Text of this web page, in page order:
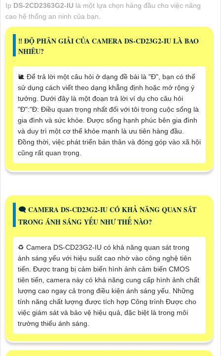
Ip DS-2CD2363G2-IU là một lựa chọn hàng đầu cho việc nâng
cao hệ thống an ninh của bạn.
‼️ ĐỘ PHÂN GIẢI CỦA CAMERA DS-CD23G2-IU LÀ BAO
NHIÊU?
🐌 Để trả lời một câu hỏi ở dạng đề bài là "Đ", bạn có thể
sử dụng cách viết theo dạng khẳng định hoặc mở rộng ý
tưởng. Dưới đây là một đoạn trả lời ví dụ cho câu hỏi
"Đ":"Đ: Điều quan trọng nhất đối với tôi trong cuộc sống là
gia đình và sức khỏe. Được sống hạnh phúc bên gia đình
và duy trì một cơ thể khỏe mạnh là ưu tiên hàng đầu.
Đồng thời, việc phát triển bản thân và đóng góp vào xã hội
cũng rất quan trọng.
🗨️ CAMERA DS-CD23G2-IU CÓ KHẢ NĂNG QUAN SÁT
TRONG ÁNH SÁNG YẾU NHƯ THẾ NÀO?
♻️ Camera DS-CD23G2-IU có khả năng quan sát trong
ánh sáng yếu với hiệu suất cao nhờ vào công nghệ tiên
tiến. Được trang bị cảm biến hình ảnh cảm biến CMOS
tiên tiến, camera này có khả năng cung cấp hình ảnh chất
lượng cao ngay cả trong điều kiện ánh sáng yếu. Những
tính năng chất lượng được tích hợp Công trình Được cho
việc giám sát và bảo vệ hiệu quả, đặc biệt là trong môi
trường thiếu ánh sáng.